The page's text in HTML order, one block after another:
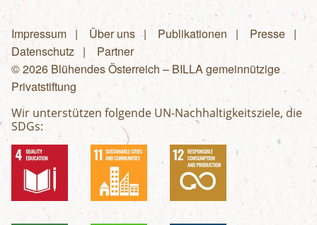
Fußzeilenmenü
Impressum Über uns Publikationen
Presse
Datenschutz
Partner
© 2026 Blühendes Österreich – BILLA gemeinnützige
Privatstiftung
Wir unterstützen folgende UN-Nachhaltigkeitsziele, die
SDGs: